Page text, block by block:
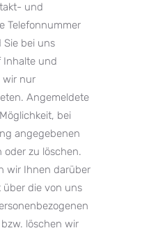
und
Telefonnummer
Sie bei uns
Inhalte und
wir nur
Angemeldete
bei
angegebenen
oder zu löschen.
wir Ihnen darüber
die von uns
löschen wir